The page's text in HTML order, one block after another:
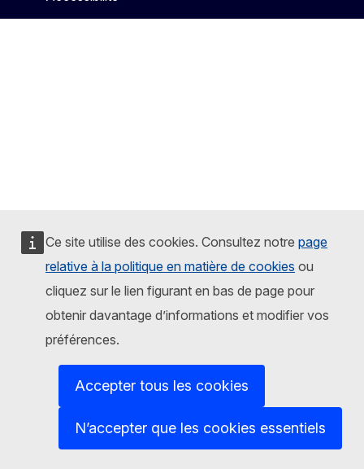
Ce site utilise des cookies. Consultez notre page
relative à la politique en matière de cookies ou
cliquez sur le lien figurant en bas de page pour
obtenir davantage d’informations et modifier vos
préférences.
Accepter tous les cookies
N’accepter que les cookies essentiels